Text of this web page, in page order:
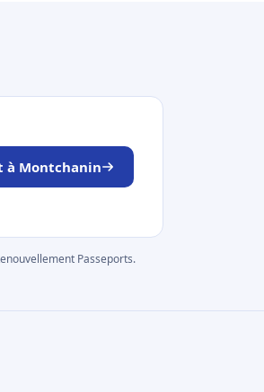
à Montchanin
Passeports.